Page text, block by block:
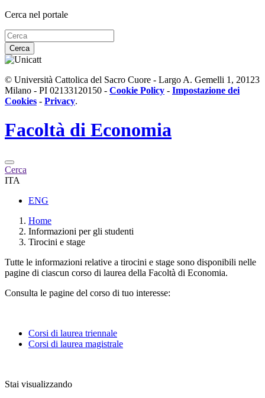
Cerca nel portale
Cerca
© Università Cattolica del Sacro Cuore - Largo A. Gemelli 1, 20123
Milano - PI 02133120150 - Cookie Policy - Impostazione dei
Cookies - Privacy.
Facoltà di Economia
Cerca
ITA
ENG
Home
Informazioni per gli studenti
Tirocini e stage
Tutte le informazioni relative a tirocini e stage sono disponibili nelle
pagine di ciascun corso di laurea della Facoltà di Economia.
Consulta le pagine del corso di tuo interesse:
Corsi di laurea triennale
Corsi di laurea magistrale
Stai visualizzando